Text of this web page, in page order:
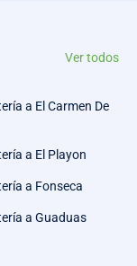
Ver todos
a El Carmen De
a El Playon
a Fonseca
a Guaduas